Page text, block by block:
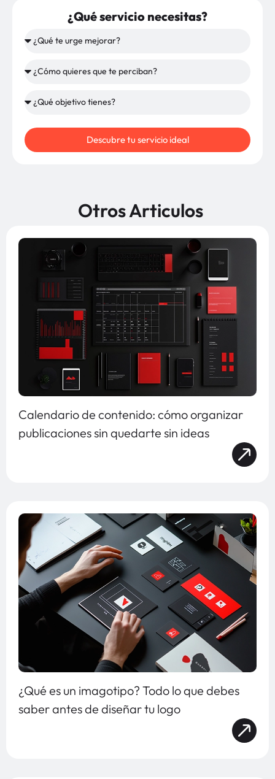
¿Qué servicio necesitas?
Descubre tu servicio ideal
Otros Articulos
Calendario de contenido: cómo organizar
publicaciones sin quedarte sin ideas
¿Qué es un imagotipo? Todo lo que debes
saber antes de diseñar tu logo